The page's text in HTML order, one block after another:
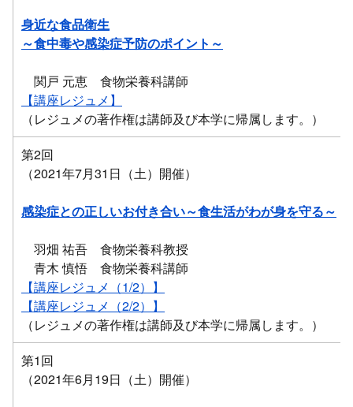
身近な食品衛生
～食中毒や感染症予防のポイント～
関戸 元恵 食物栄養科講師
【講座レジュメ】
（レジュメの著作権は講師及び本学に帰属します。）
第2回
（2021年7月31日（土）開催）
感染症との正しいお付き合い～食生活がわが身を守る～
羽畑 祐吾 食物栄養科教授
青木 慎悟 食物栄養科講師
【講座レジュメ（1/2）】
【講座レジュメ（2/2）】
（レジュメの著作権は講師及び本学に帰属します。）
第1回
（2021年6月19日（土）開催）